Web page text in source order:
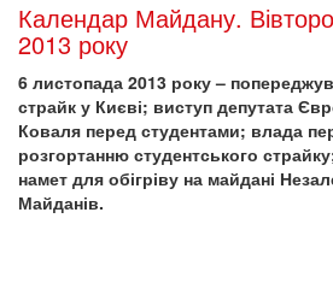
Календар Майдану.
2013 року
6 листопада 2013 року –
страйк у Києві; виступ депутата
Коваля перед студентами; влада
розгортанню студентського
намет для обігріву на майдані
Майданів.